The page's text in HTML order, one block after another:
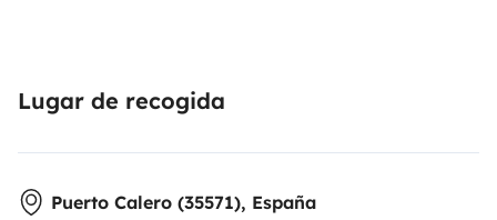
Lugar de recogida
Puerto Calero (35571), España